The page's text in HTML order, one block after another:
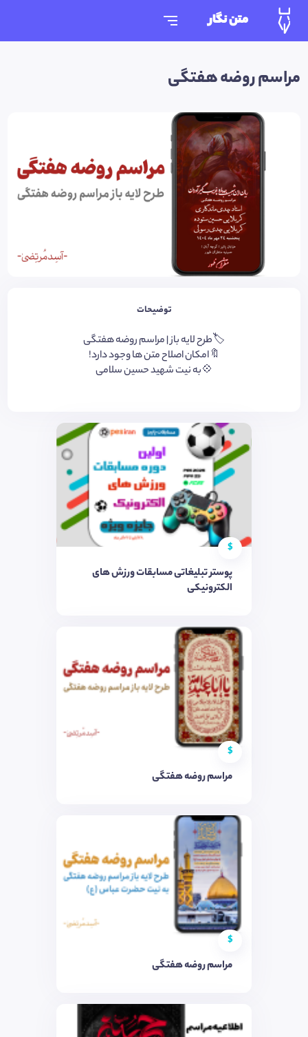
متن نگار
مراسم روضه هفتگی
توضیحات
🏷️طرح لایه باز | مراسم روضه هفتگی
🔖امکان اصلاح متن ها وجود دارد!
💠به نیت شهید حسین سلامی
$
پوستر تبلیغاتی مسابقات ورزش های
الکترونیکی
$
مراسم روضه هفتگی
$
مراسم روضه هفتگی